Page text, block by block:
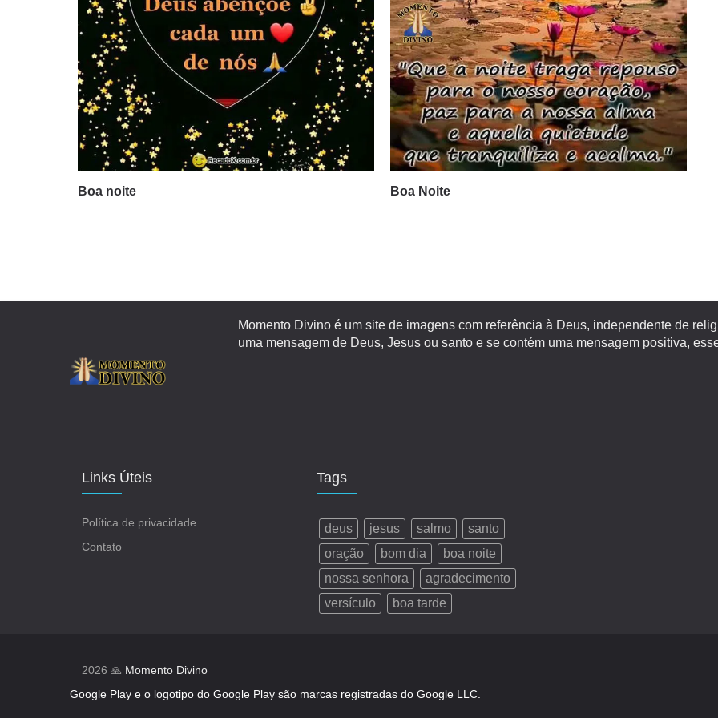
Boa noite Boa Noite
Momento Divino é um site de imagens com referência à Deus, independente de
uma mensagem de Deus, Jesus ou santo e se contém uma mensagem positiva,
Links Úteis
Política de privacidade
Contato
Tags
deus jesus salmo
santo
oração
bom dia
boa noite
nossa senhora
agradecimento
versículo
boa tarde
2026 🙏 Momento Divino
Google Play e o logotipo do Google Play são marcas registradas do Google LLC.